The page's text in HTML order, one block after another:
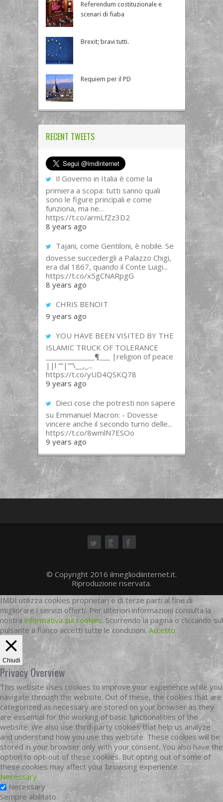
Referendum costituzionale e
scenari di fiaba
Brexit; bravi tutti.
Requiem per il PD
RECENT TWEETS
Il Governo in Italia è come la
primiera a scopa: tutti sanno quali
sono le figure principali e come
funziona, ma ne…
https://t.co/armLfZz3D2
8 years ago
Tajani, come Gentiloni, è nobile. Se
dovesse succedergli a Palazzo Chigi,
era dal 1867, quando il Conte Luigi...
https://t.co/x5gCNARpgG
8 years ago
CHRIS BENOIT
9 years ago
YOU HAVE BEEN VISITED BY THE
ISLAMIC TRUCK OF TOLERANCE
______________¶___ |religion of peace
||l “”|””\__,_...
https://t.co/yUD4QSKQ78
9 years ago
Dieci cose che potresti non sapere
su Emmanuel Macron: - Dovesse
vincere anche il secondo turno delle...
https://t.co/8wmlN7ESOo
9 years ago
© Copyright 2016 ilmegliodiinternet.it.
Riproduzione riservata.
IMDI utilizza cookies proprietari e di terze parti al fine di
migliorare i servizi offerti. Per ulteriori informazioni consulta la
nostra informativa sui cookies. Scorrendo la pagina o cliccando sul
pulsante a fianco accetti tutte le condizioni.Accetto
Chiudi
Privacy Overview
This website uses cookies to improve your experience while you
navigate through the website. Out of these, the cookies that are
categorized as necessary are stored on your browser as they
are essential for the working of basic functionalities of the
website. We also use third-party cookies that help us analyze
and understand how you use this website. These cookies will be
stored in your browser only with your consent. You also have the
option to opt-out of these cookies. But opting out of some of
these cookies may affect your browsing experience.
Necessary
Necessary
Sempre abilitato